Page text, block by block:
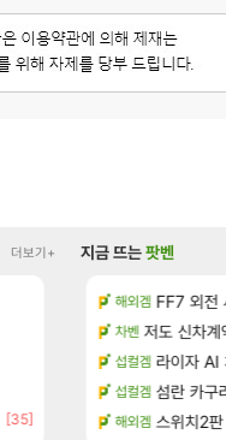
더보기+
[35]
리니지M 방금 일어
메이플 8월 9일 썬
메이플 챌린저
검은사막 하이퍼 부
로아 보상 공지 나
지금 뜨는팟벤
해외겜 FF7 외전
차벤 저도 신차계
섭컬겜 라이자 AI
섭컬겜 섬란 카구
해외겜 스위치2